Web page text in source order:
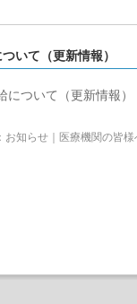
いて（更新情報）
ついて（更新情報）
お知らせ｜医療機関の皆様